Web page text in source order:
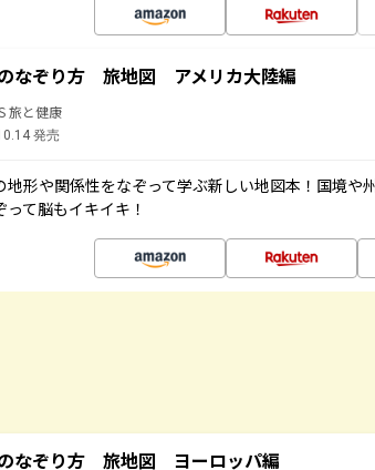
なぞり方 旅地図 アメリカ大陸編
旅と健康
発売
地形や関係性をなぞって学ぶ新しい地図本！国境や
って脳もイキイキ！
なぞり方 旅地図 ヨーロッパ編